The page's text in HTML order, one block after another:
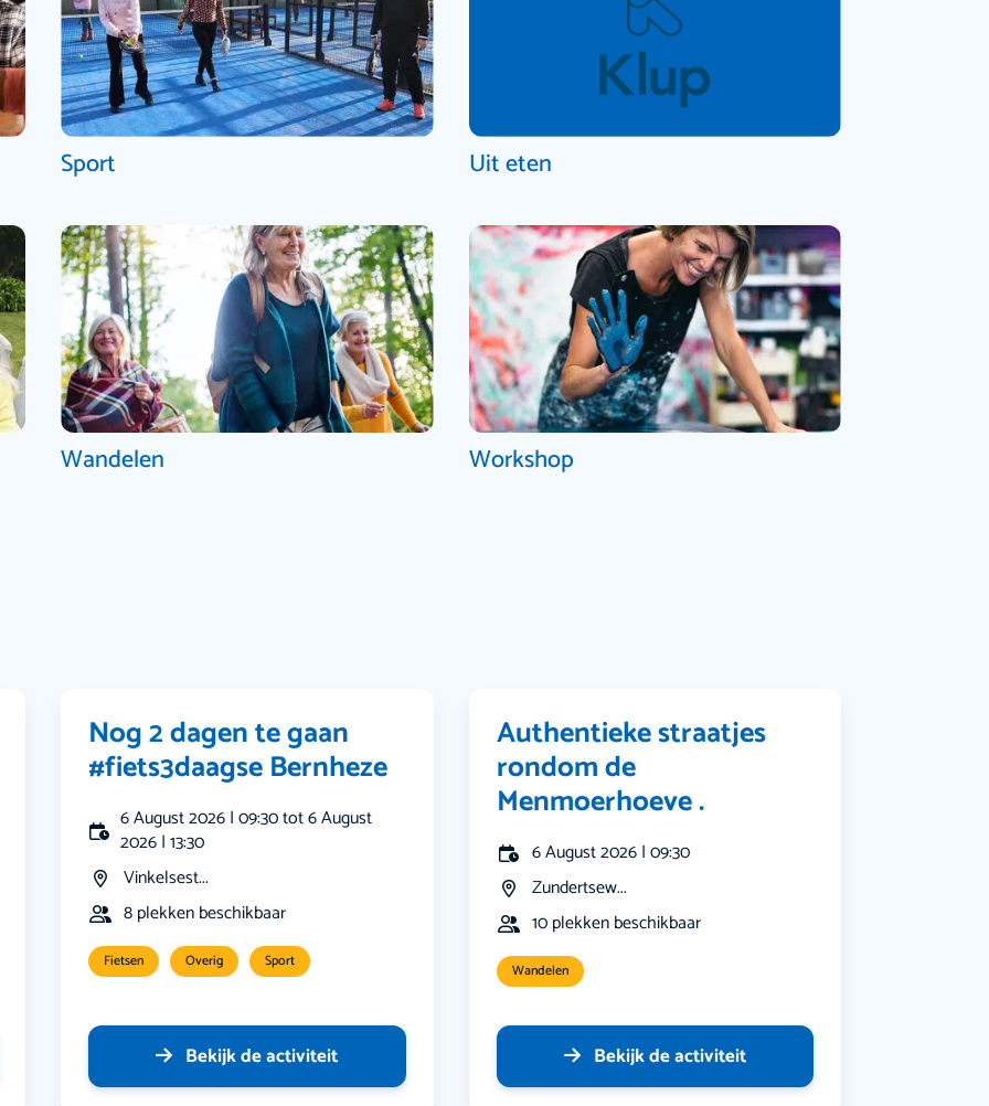
Sport Uit eten
Wandelen Workshop
Nog 2 dagen te gaan
#fiets3daagse Bernheze
6 August 2026 | 09:30 tot 6 August
2026 | 13:30
Vinkelsest...
8 plekken beschikbaar
Fietsen Overig Sport
Bekijk de activiteit
Authentieke straatjes
rondom de
Menmoerhoeve .
6 August 2026 | 09:30
Zundertsew...
10 plekken beschikbaar
Wandelen
Bekijk de activiteit